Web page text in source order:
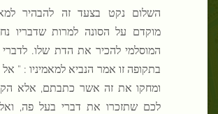
השלום נקט בצעד זה להבהיר
מוקדם על הסונה למרות שדבריו
המוסלמי להכיר את הדת שלו.
בתקופה זו אמר הנביא למאמיניו : "
ומחקו את זה אשר כתבתם, אלא
לכם שתזכרו את דברי בעל פה,